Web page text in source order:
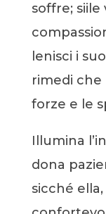
soffre; siile
lenisci i
rimedi che
forze e le
Illumina
dona
sicché